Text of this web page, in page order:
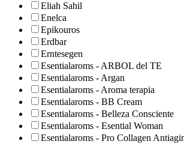
Eliah Sahil
Enelca
Epikouros
Erdbar
Erntesegen
Esentialaroms - ARBOL del TE
Esentialaroms - Argan
Esentialaroms - Aroma terapia
Esentialaroms - BB Cream
Esentialaroms - Belleza Consciente
Esentialaroms - Esential Woman
Esentialaroms - Pro Collagen